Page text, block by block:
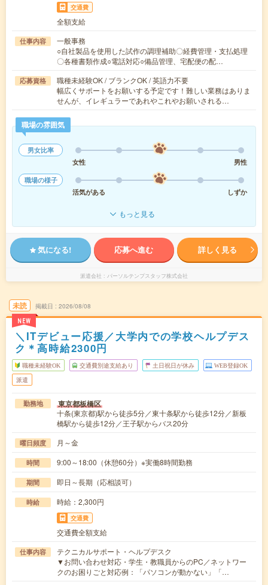
交通費
全額支給
仕事内容
一般事務
○自社製品を使用した試作の調理補助〇経費管理・支払処理
〇各種書類作成○電話対応○備品管理、宅配便の配…
応募資格
職種未経験OK / ブランクOK / 英語力不要
幅広くサポートをお願いする予定です！難しい業務はありま
せんが、イレギュラーであれやこれやお願いされる…
職場の雰囲気
男女比率
女性
男性
職場の様子
活気がある
しずか
もっと見る
気になる! 応募へ進む 詳しく見る
派遣会社 パーソルテンプスタッフ株式会社
未読
NEW
掲載日 2026/08/08
＼ITデビュー応援／大学内での学校ヘルプデス
ク＊高時給2300円
職種未経験OK 交通費別途支給あり 土日祝日が休み WEB登録OK
派遣
勤務地 東京都板橋区
十条(東京都)駅から徒歩5分／東十条駅から徒歩12分／新板
橋駅から徒歩12分／王子駅からバス20分
曜日頻度 月～金
時間 9:00～18:00（休憩60分）※実働8時間勤務
期間 即日～長期（応相談可）
時給 時給：2,300円
交通費
交通費全額支給
仕事内容
テクニカルサポート・ヘルプデスク
▼お問い合わせ対応・学生・教職員からのPC／ネットワー
クのお困りごと対応例：「パソコンが動かない」「…